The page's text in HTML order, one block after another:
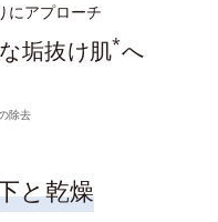
にアプローチ
垢抜け肌*へ
除去
と乾燥